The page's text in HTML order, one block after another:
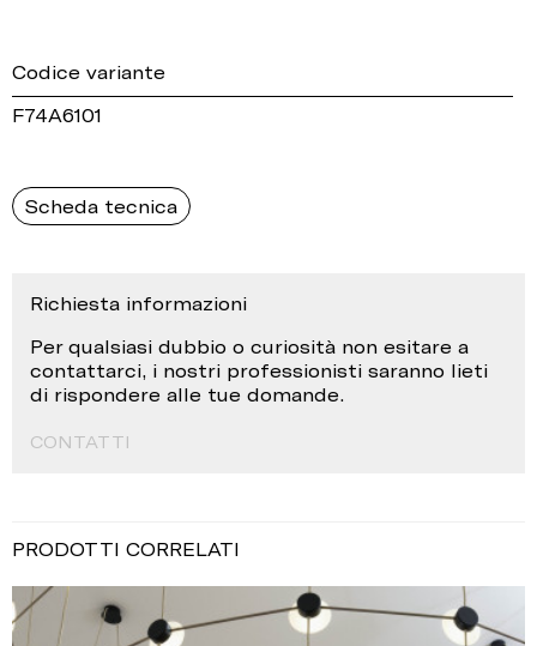
Codice variante
F74A6101
Scheda tecnica
Richiesta informazioni
Per qualsiasi dubbio o curiosità non esitare a
contattarci, i nostri professionisti saranno lieti
di rispondere alle tue domande.
CONTATTI
PRODOTTI CORRELATI